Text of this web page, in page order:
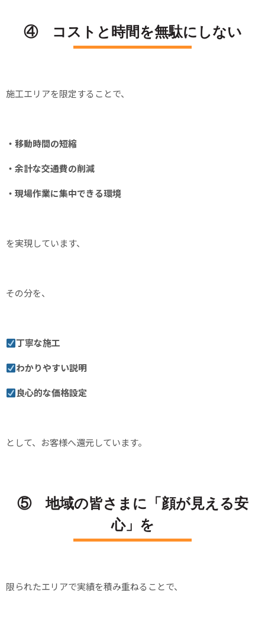
④ コストと時間を無駄にしない
施工エリアを限定することで、
・移動時間の短縮
・余計な交通費の削減
・現場作業に集中できる環境
を実現しています、
その分を、
丁寧な施工
わかりやすい説明
良心的な価格設定
として、お客様へ還元しています。
⑤ 地域の皆さまに「顔が見える安
心」を
限られたエリアで実績を積み重ねることで、